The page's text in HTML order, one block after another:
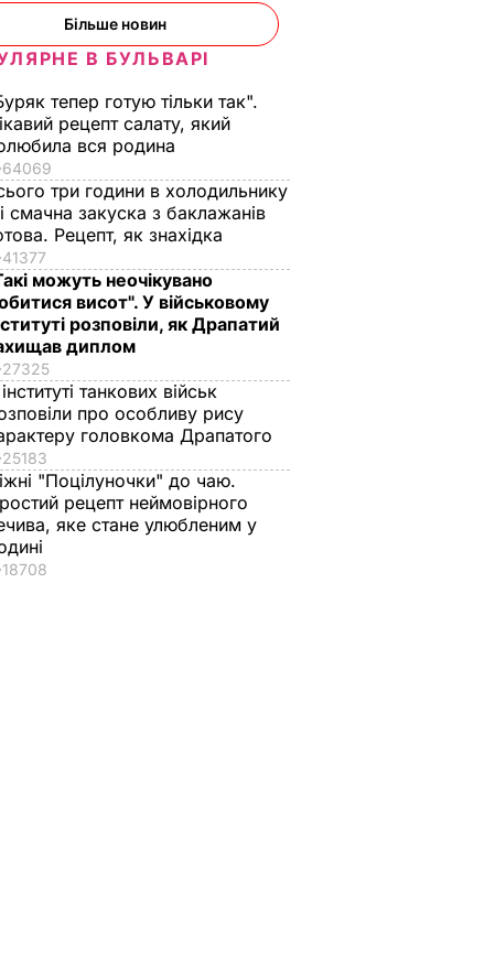
Більше новин
В БУЛЬВАРІ
тепер готую тільки так".
рецепт салату, який
вся родина
64069
три години в холодильнику
смачна закуска з баклажанів
Рецепт, як знахідка
41377
можуть неочікувано
висот". У військовому
розповіли, як Драпатий
диплом
27325
танкових військ
про особливу рису
головкома Драпатого
25183
"Поцілуночки" до чаю.
рецепт неймовірного
яке стане улюбленим у
18708